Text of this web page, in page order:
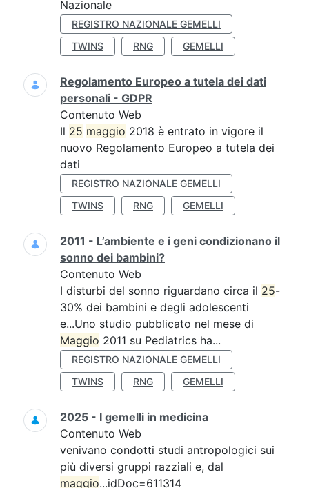
Nazionale
REGISTRO NAZIONALE GEMELLI
TWINS
RNG GEMELLI
Regolamento Europeo a tutela dei dati
personali - GDPR
Contenuto Web
Il 25 maggio 2018 è entrato in vigore il
nuovo Regolamento Europeo a tutela dei
dati
REGISTRO NAZIONALE GEMELLI
TWINS
RNG GEMELLI
2011 - L’ambiente e i geni condizionano il
sonno dei bambini?
Contenuto Web
I disturbi del sonno riguardano circa il 25-
30% dei bambini e degli adolescenti
e...Uno studio pubblicato nel mese di
Maggio 2011 su Pediatrics ha...
REGISTRO NAZIONALE GEMELLI
TWINS
RNG GEMELLI
2025 - I gemelli in medicina
Contenuto Web
venivano condotti studi antropologici sui
più diversi gruppi razziali e, dal
maggio...idDoc=611314